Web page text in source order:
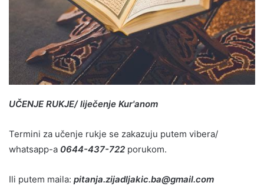
UČENJE RUKJE/ liječenje Kur'anom
Termini za učenje rukje se zakazuju putem vibera/
whatsapp-a 0644-437-722 porukom.
Ili putem maila: pitanja.zijadljakic.ba@gmail.com